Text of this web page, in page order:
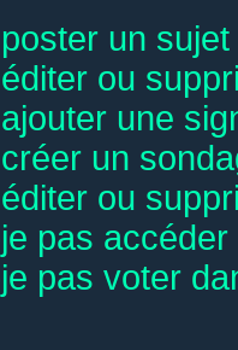
un
ou
une
un
ou
pas
pas voter